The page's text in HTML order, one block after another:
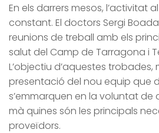
En els darrers mesos, l’activitat
constant. El doctors Sergi
reunions de treball amb els
salut del Camp de Tarragona i
L’objectiu d’aquestes trobades,
presentació del nou equip que
s’emmarquen en la voluntat de
mà quines són les principals
proveïdors.